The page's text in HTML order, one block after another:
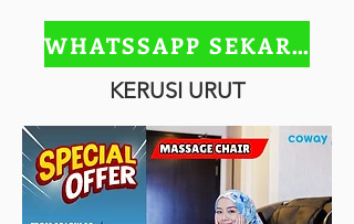
WHATSSAPP SEKARANG
KERUSI URUT